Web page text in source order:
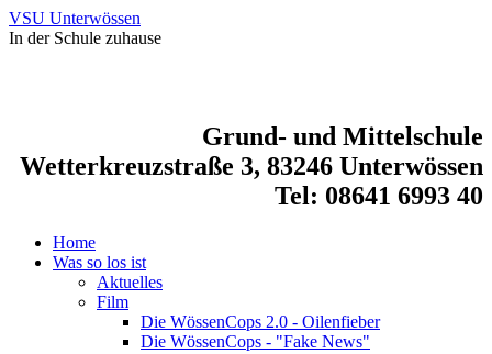
VSU Unterwössen
In der Schule zuhause
Grund- und Mittelschule
Wetterkreuzstraße 3, 83246 Unterwössen
Tel: 08641 6993 40
Home
Was so los ist
Aktuelles
Film
Die WössenCops 2.0 - Oilenfieber
Die WössenCops - "Fake News"